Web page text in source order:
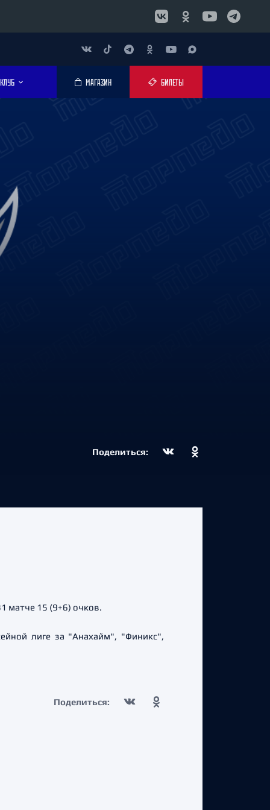
КЛУБ МАГАЗИН БИЛЕТЫ
Поделиться:
матче 15 (9+6) очков.
лиге за "Анахайм", "Финикс",
Поделиться: